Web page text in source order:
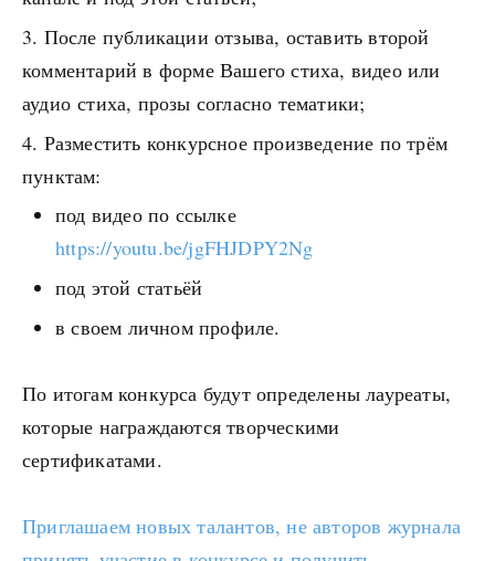
После публикации отзыва, оставить второй
комментарий в форме Вашего стиха, видео или
аудио стиха, прозы согласно тематики;
Разместить конкурсное произведение по трём
пунктам:
под видео по ссылке
https://youtu.be/jgFHJDPY2Ng
под этой статьёй
в своем личном профиле.
По итогам конкурса будут определены лауреаты,
которые награждаются творческими
сертификатами.
Приглашаем новых талантов, не авторов журнала